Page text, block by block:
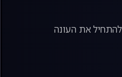
את העונה